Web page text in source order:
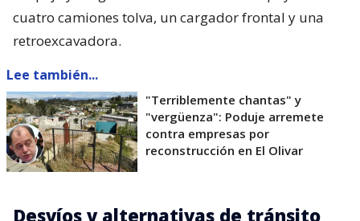
cuatro camiones tolva, un cargador frontal y una
retroexcavadora.
Lee también...
"Terriblemente chantas" y
"vergüenza": Poduje arremete
contra empresas por
reconstrucción en El Olivar
Desvíos y alternativas de tránsito